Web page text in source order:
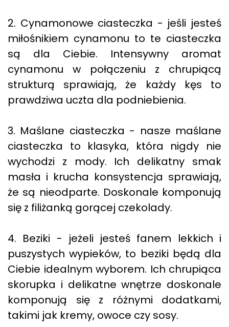
2. Cynamonowe ciasteczka - jeśli jesteś
miłośnikiem cynamonu to te ciasteczka
są dla Ciebie. Intensywny aromat
cynamonu w połączeniu z chrupiącą
strukturą sprawiają, że każdy kęs to
prawdziwa uczta dla podniebienia.
3. Maślane ciasteczka - nasze maślane
ciasteczka to klasyka, która nigdy nie
wychodzi z mody. Ich delikatny smak
masła i krucha konsystencja sprawiają,
że są nieodparte. Doskonale komponują
się z filiżanką gorącej czekolady.
4. Beziki - jeżeli jesteś fanem lekkich i
puszystych wypieków, to beziki będą dla
Ciebie idealnym wyborem. Ich chrupiąca
skorupka i delikatne wnętrze doskonale
komponują się z różnymi dodatkami,
takimi jak kremy, owoce czy sosy.